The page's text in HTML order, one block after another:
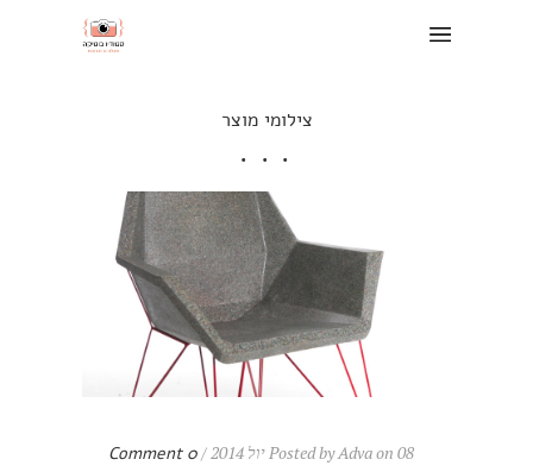
צילומי מוצר
Posted by Adva on 08 יול 2014 / 0 Comment